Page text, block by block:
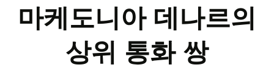
마케도니아 데나르의
상위 통화 쌍